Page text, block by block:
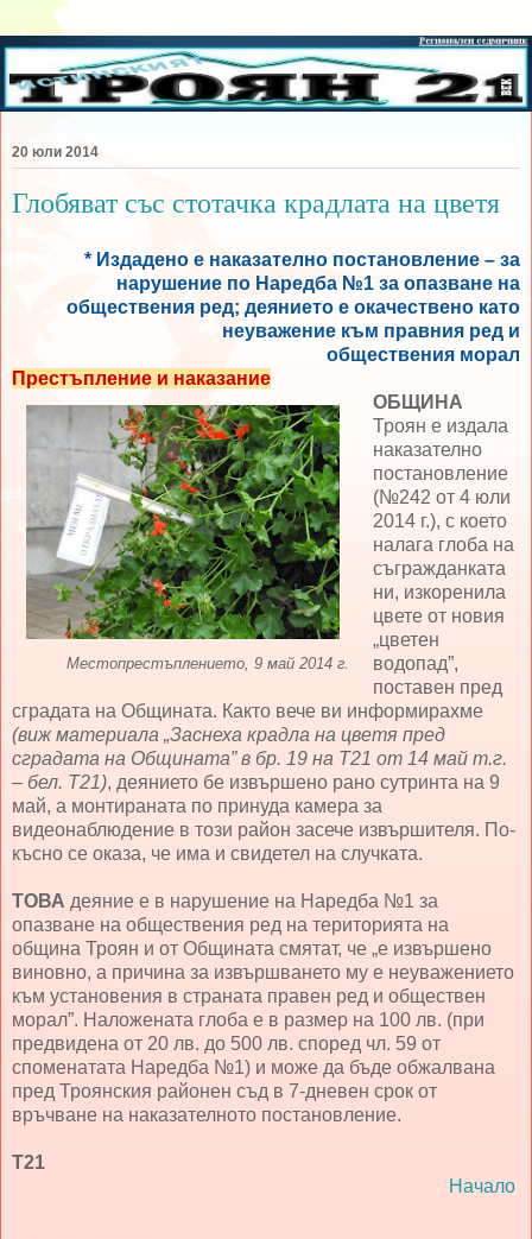
20 юли 2014
Глобяват със стотачка крадлата на цветя
* Издадено е наказателно постановление – за
нарушение по Наредба №1 за опазване на
обществения ред; деянието е окачествено като
неуважение към правния ред и
обществения морал
Престъпление и наказание
Местопрестъплението, 9 май 2014 г.
ОБЩИНА
Троян е издала
наказателно
постановление
(№242 от 4 юли
2014 г.), с което
налага глоба на
съгражданката
ни, изкоренила
цвете от новия
„цветен
водопад”,
поставен пред
сградата на Общината. Както вече ви информирахме
(виж материала „Заснеха крадла на цветя пред
сградата на Общината” в бр. 19 на Т21 от 14 май т.г.
– бел. Т21), деянието бе извършено рано сутринта на 9
май, а монтираната по принуда камера за
видеонаблюдение в този район засече извършителя. По-
късно се оказа, че има и свидетел на случката.
ТОВА деяние е в нарушение на Наредба №1 за
опазване на обществения ред на територията на
община Троян и от Общината смятат, че „е извършено
виновно, а причина за извършването му е неуважението
към установения в страната правен ред и обществен
морал”. Наложената глоба е в размер на 100 лв. (при
предвидена от 20 лв. до 500 лв. според чл. 59 от
споменатата Наредба №1) и може да бъде обжалвана
пред Троянския районен съд в 7-дневен срок от
връчване на наказателното постановление.
Т21
Начало